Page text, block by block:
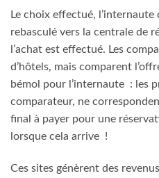
Le choix effectué,
rebasculé vers la centrale de
l’achat est effectué. Les
d’hôtels, mais comparent
bémol pour l’internaute : les
comparateur, ne
final à payer pour une
lorsque cela arrive !
Ces sites génèrent des